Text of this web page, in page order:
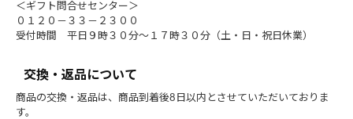
＜ギフト問合せセンター＞
０１２０－３３－２３００
受付時間 平日９時３０分～１７時３０分（土・日・祝日休業）
交換・返品について
商品の交換・返品は、商品到着後8日以内とさせていただいておりま
す。